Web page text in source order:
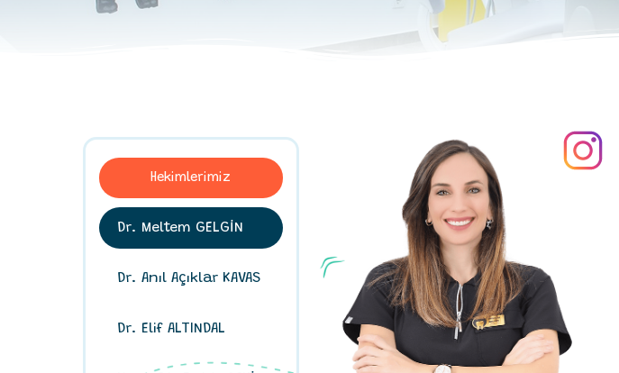
Hekimlerimiz
Dr. Meltem GELGİN
Dr. Anıl Açıklar KAVAS
Dr. Elif ALTINDAL